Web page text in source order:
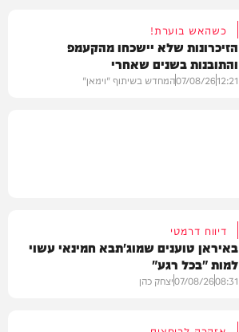
כשהאש בוערת!
הזיכרונות שלא יישכחו מהקעמפ
והתובנות בשנים שאחרי
12:21
07/08/26המחדש בשיתוף "וימאן"
דיווח דרמטי
באיראן טוענים שמוג'תבא חמינאי עשוי
למות "בכל רגע"
08:31
07/08/26יצחק כהן